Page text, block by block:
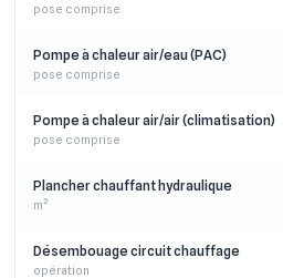
pose comprise
Pompe à chaleur air/eau (PAC)
pose comprise
Pompe à chaleur air/air (climatisation)
pose comprise
Plancher chauffant hydraulique
m²
Désembouage circuit chauffage
opération